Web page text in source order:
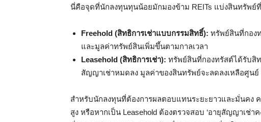
นี่คือจุดที่นักลงทุนทุนน้อยมักมองข้าม REITs แบ่งสินทรัพย์
Freehold (สิทธิการเช่าแบบกรรมสิทธิ์): ทรัพย์สินที่กอง
และมูลค่าทรัพย์สินเพิ่มขึ้นตามกาลเวลา
Leasehold (สิทธิการเช่า): ทรัพย์สินที่กองทรัสต์ได้รับสิท
สัญญาเช่าหมดลง มูลค่าของสินทรัพย์จะลดลงเหลือศูนย์
สำหรับนักลงทุนที่ต้องการผลตอบแทนระยะยาวและมั่นคง
สูง หรือหากเป็น Leasehold ต้องตรวจสอบ ‘อายุสัญญาเช่า